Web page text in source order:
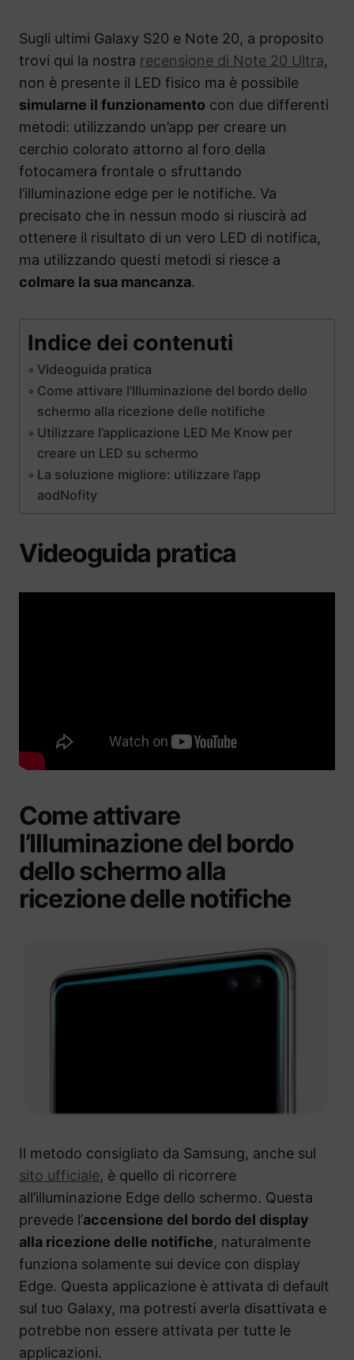
Sugli ultimi Galaxy S20 e Note 20, a proposito
trovi qui la nostra recensione di Note 20 Ultra,
non è presente il LED fisico ma è possibile
simularne il funzionamento con due differenti
metodi: utilizzando un’app per creare un
cerchio colorato attorno al foro della
fotocamera frontale o sfruttando
l’illuminazione edge per le notifiche. Va
precisato che in nessun modo si riuscirà ad
ottenere il risultato di un vero LED di notifica,
ma utilizzando questi metodi si riesce a
colmare la sua mancanza.
Indice dei contenuti
Videoguida pratica
Come attivare l’Illuminazione del bordo dello
schermo alla ricezione delle notifiche
Utilizzare l’applicazione LED Me Know per
creare un LED su schermo
La soluzione migliore: utilizzare l’app
aodNofity
Videoguida pratica
Come attivare
l’Illuminazione del bordo
dello schermo alla
ricezione delle notifiche
Il metodo consigliato da Samsung, anche sul
sito ufficiale, è quello di ricorrere
all’illuminazione Edge dello schermo. Questa
prevede l’accensione del bordo del display
alla ricezione delle notifiche, naturalmente
funziona solamente sui device con display
Edge. Questa applicazione è attivata di default
sul tuo Galaxy, ma potresti averla disattivata e
potrebbe non essere attivata per tutte le
applicazioni.